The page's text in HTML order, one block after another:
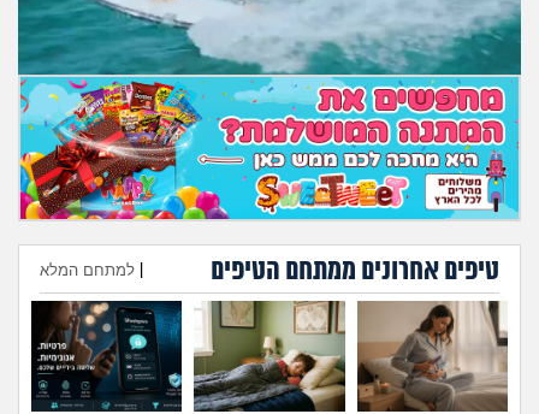
טיפים אחרונים ממתחם הטיפים למתחם המלא
הוספת טיפ